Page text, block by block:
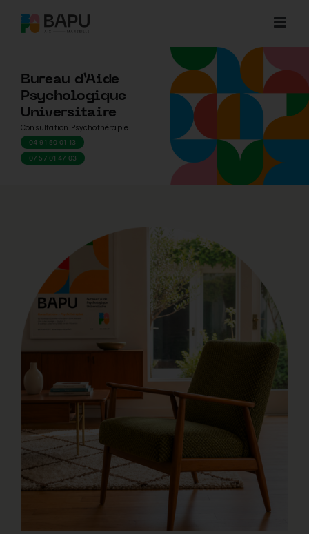
content
Bureau d’Aide
Psychologique
Universitaire
Consultation Psychothérapie
04 91 50 01 13
07 57 01 47 03